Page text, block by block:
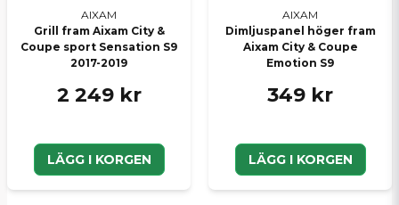
AIXAM
Grill fram Aixam City &
Coupe sport Sensation S9
2017-2019
2 249 kr
LÄGG I KORGEN
AIXAM
Dimljuspanel höger fram
Aixam City & Coupe
Emotion S9
349 kr
LÄGG I KORGEN